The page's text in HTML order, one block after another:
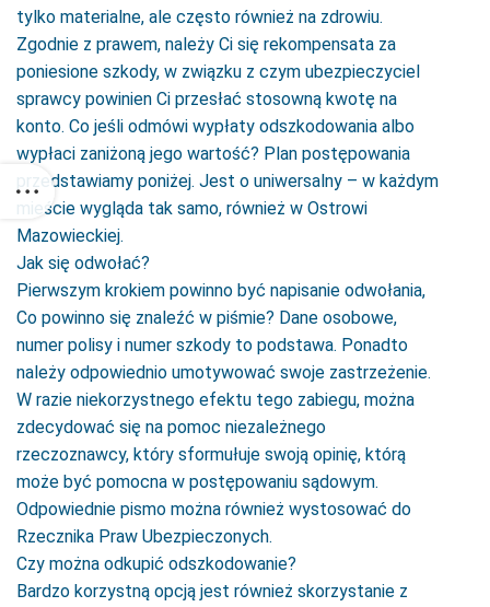
tylko materialne, ale często również na zdrowiu.
Zgodnie z prawem, należy Ci się rekompensata za
poniesione szkody, w związku z czym ubezpieczyciel
sprawcy powinien Ci przesłać stosowną kwotę na
konto. Co jeśli odmówi wypłaty odszkodowania albo
wypłaci zaniżoną jego wartość? Plan postępowania
przedstawiamy poniżej. Jest o uniwersalny – w każdym
mieście wygląda tak samo, również w Ostrowi
Mazowieckiej.
Jak się odwołać?
Pierwszym krokiem powinno być napisanie odwołania,
Co powinno się znaleźć w piśmie? Dane osobowe,
numer polisy i numer szkody to podstawa. Ponadto
należy odpowiednio umotywować swoje zastrzeżenie.
W razie niekorzystnego efektu tego zabiegu, można
zdecydować się na pomoc niezależnego
rzeczoznawcy, który sformułuje swoją opinię, którą
może być pomocna w postępowaniu sądowym.
Odpowiednie pismo można również wystosować do
Rzecznika Praw Ubezpieczonych.
Czy można odkupić odszkodowanie?
Bardzo korzystną opcją jest również skorzystanie z